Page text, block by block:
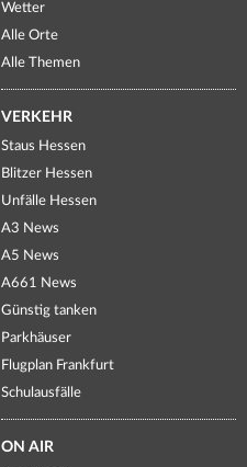
Wetter
Alle Orte
Alle Themen
VERKEHR
Staus Hessen
Blitzer Hessen
Unfälle Hessen
A3 News
A5 News
A661 News
Günstig tanken
Parkhäuser
Flugplan Frankfurt
Schulausfälle
ON AIR